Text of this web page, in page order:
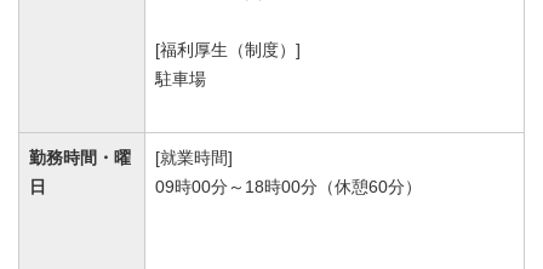
[福利厚生（制度）]
駐車場
勤務時間・曜
日
[就業時間]
09時00分～18時00分（休憩60分）